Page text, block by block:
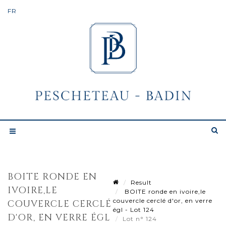
BOITE RONDE EN
IVOIRE,LE
COUVERCLE CERCLÉ
D'OR, EN VERRE ÉGL
Result
BOITE ronde en ivoire,le
couvercle cerclé d'or, en verre
égl - Lot 124
Lot n° 124